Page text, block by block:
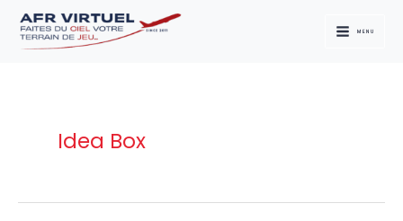
Aller
MENU
Idea Box